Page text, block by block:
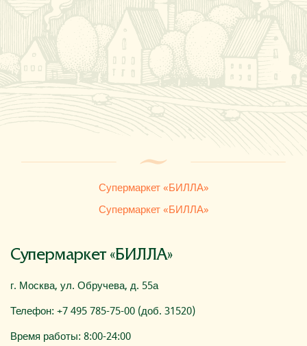
Супермаркет «БИЛЛА»
Супермаркет «БИЛЛА»
Супермаркет «БИЛЛА»
г. Москва, ул. Обручева, д. 55а
Телефон: +7 495 785-75-00 (доб. 31520)
Время работы: 8:00-24:00
Новости
Где купить
О компании